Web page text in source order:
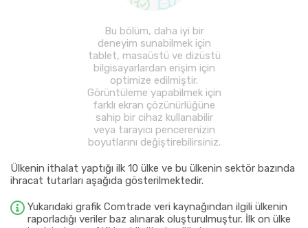
Bu bölüm, daha iyi bir
deneyim sunabilmek için
tablet, masaüstü ve dizüstü
bilgisayarlardan erişim için
optimize edilmiştir.
Görüntüleme yapabilmek için
farklı ekran çözünürlüğüne
sahip bir cihaz kullanabilir
veya tarayıcı pencerenizin
boyutlarını değiştirebilirsiniz.
Ülkenin ithalat yaptığı ilk 10 ülke ve bu ülkenin sektör bazında
ihracat tutarları aşağıda gösterilmektedir.
Yukarıdaki grafik Comtrade veri kaynağından ilgili ülkenin
raporladığı veriler baz alınarak oluşturulmuştur. İlk on ülke